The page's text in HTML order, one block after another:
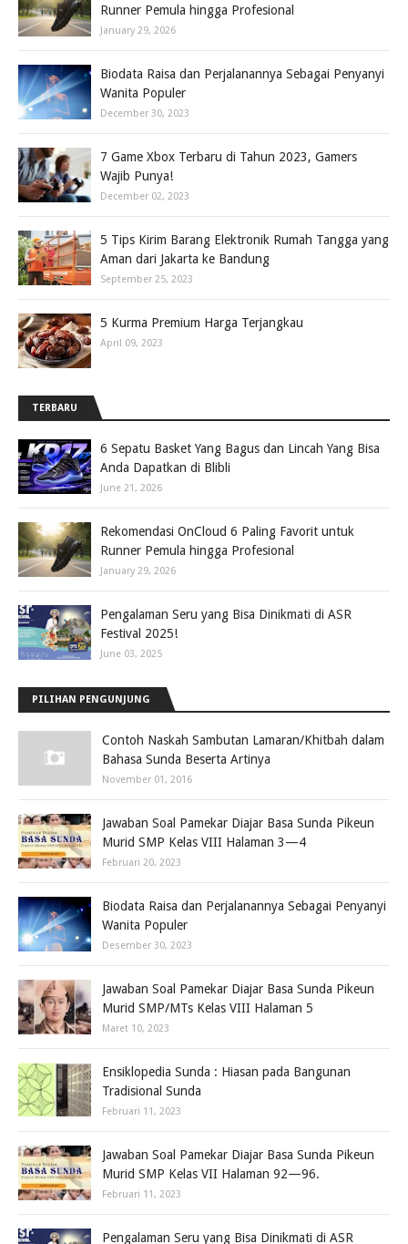
Runner Pemula hingga Profesional
January 29, 2026
Biodata Raisa dan Perjalanannya Sebagai Penyanyi
Wanita Populer
December 30, 2023
7 Game Xbox Terbaru di Tahun 2023, Gamers
Wajib Punya!
December 02, 2023
5 Tips Kirim Barang Elektronik Rumah Tangga yang
Aman dari Jakarta ke Bandung
September 25, 2023
5 Kurma Premium Harga Terjangkau
April 09, 2023
TERBARU
6 Sepatu Basket Yang Bagus dan Lincah Yang Bisa
Anda Dapatkan di Blibli
June 21, 2026
Rekomendasi OnCloud 6 Paling Favorit untuk
Runner Pemula hingga Profesional
January 29, 2026
Pengalaman Seru yang Bisa Dinikmati di ASR
Festival 2025!
June 03, 2025
PILIHAN PENGUNJUNG
Contoh Naskah Sambutan Lamaran/Khitbah dalam
Bahasa Sunda Beserta Artinya
November 01, 2016
Jawaban Soal Pamekar Diajar Basa Sunda Pikeun
Murid SMP Kelas VIII Halaman 3—4
Februari 20, 2023
Biodata Raisa dan Perjalanannya Sebagai Penyanyi
Wanita Populer
Desember 30, 2023
Jawaban Soal Pamekar Diajar Basa Sunda Pikeun
Murid SMP/MTs Kelas VIII Halaman 5
Maret 10, 2023
Ensiklopedia Sunda : Hiasan pada Bangunan
Tradisional Sunda
Februari 11, 2023
Jawaban Soal Pamekar Diajar Basa Sunda Pikeun
Murid SMP Kelas VII Halaman 92—96.
Februari 11, 2023
Pengalaman Seru yang Bisa Dinikmati di ASR